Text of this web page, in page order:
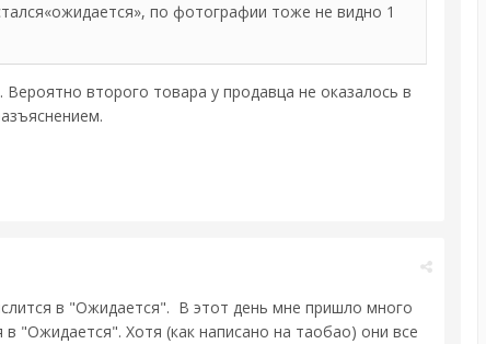
по фотографии тоже не видно 1
второго товара у продавца не оказалось в
в "Ожидается". В этот день мне пришло много
"Ожидается". Хотя (как написано на таобао) они все